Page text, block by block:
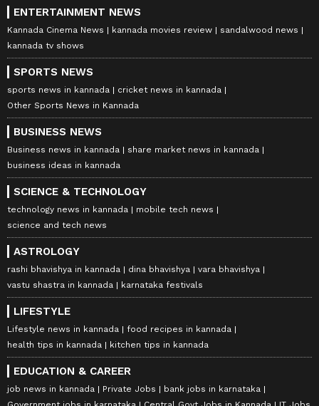
ENTERTAINMENT NEWS
Kannada Cinema News kannada movies review
sandalwood news
kannada tv shows
SPORTS NEWS
sports news in kannada
cricket news in kannada
Other Sports News in Kannada
BUSINESS NEWS
Business news in kannada
share market news in kannada
business ideas in kannada
SCIENCE & TECHNOLOGY
technology news in kannada
mobile tech news
science and tech news
ASTROLOGY
rashi bhavishya in kannada dina bhavishya
vara bhavishya
vastu shastra in kannada
karnataka festivals
LIFESTYLE
Lifestyle news in kannada
food recipes in kannada
health tips in kannada
kitchen tips in kannada
EDUCATION & CAREER
job news in kannada Private Jobs
bank jobs in karnataka